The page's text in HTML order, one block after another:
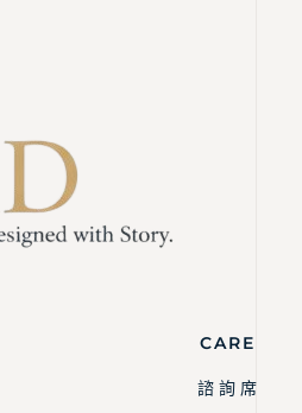
CARE
諮 詢 席